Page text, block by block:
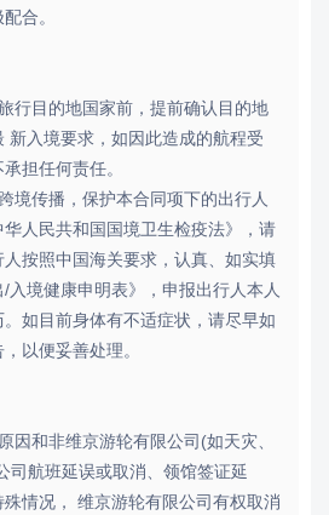
合。
行目的地国家前，提前确认目的地
新入境要求，如因此造成的航程受
担任何责任。
境传播，保护本合同项下的出行人
人民共和国国境卫生检疫法》，请
按照中国海关要求，认真、如实填
入境健康申明表》，申报出行人本人
如目前身体有不适症状，请尽早如
以便妥善处理。
因和非维京游轮有限公司(如天灾、
司航班延误或取消、领馆签证延
情况， 维京游轮有限公司有权取消